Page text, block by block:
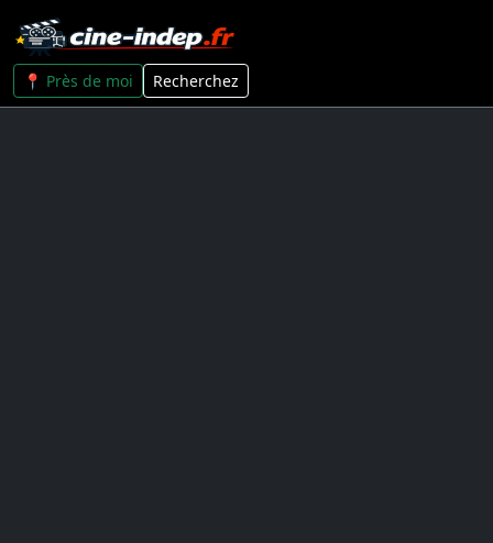
📍 Près de moi Recherchez